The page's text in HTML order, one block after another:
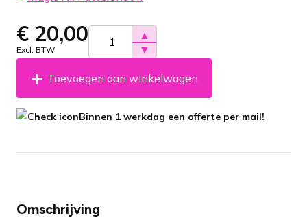
€ 20,00
Excl. BTW
▲
▼
Toevoegen aan winkelwagen
Binnen 1 werkdag een offerte per mail!
Omschrijving